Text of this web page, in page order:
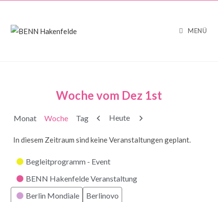
MENÜ
Woche vom Dez 1st
Monat Woche Tag Zurück
Heute Weiter
In diesem Zeitraum sind keine Veranstaltungen geplant.
Kategorien
Begleitprogramm - Event
BENN Hakenfelde Veranstaltung
Berlin Mondiale
Berlinovo